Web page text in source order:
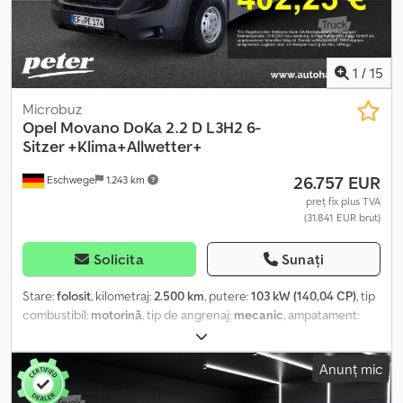
Altele * Cârlig de remorcare (nedemontabil) * Suspensie cu foi
duble - spate * Kit de pană * Tapițerie: material textil Crepe Black
negru cu tetiere căptușite * Gri Thunder * Suspensie ranforsată
* PACHET VIZIBILITATE
1 / 15
Eschwege 1.243 km
Microbuz
Opel Movano DoKa 2.2 D L3H2 6-
Sitzer +Klima+Allwetter+
26.757 EUR
preț fix plus TVA
(31.841 EUR brut)
Solicita Sunați
Stare:folosit, kilometraj:2.500 km, putere:103 kW (140,04 CP), tip
combustibil: motorină, tip de angrenaj: mecanic, ampatament:
3.500 kg
greutatea maximă de încărcare:1.420 kg, prima înmatriculare:
01/2024, următoarea inspecție (TÜV):02/2028
, lungimea spațiului
de încărcare:
, lățimea spațiului de încărcare:
Anunț mic